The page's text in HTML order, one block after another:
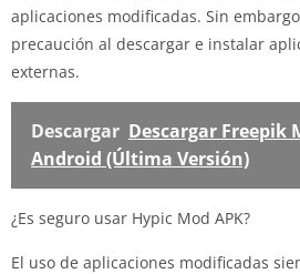
aplicaciones modificadas. Sin
precaución al descargar e instalar
externas.
Descargar Descargar Freepik
Android (Última Versión)
¿Es seguro usar Hypic Mod APK?
El uso de aplicaciones modificadas